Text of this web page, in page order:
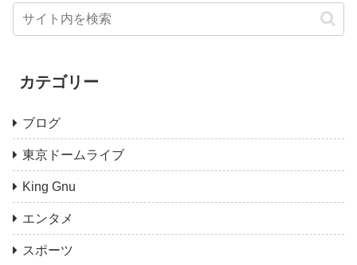
カテゴリー
ブログ
東京ドームライブ
King Gnu
エンタメ
スポーツ